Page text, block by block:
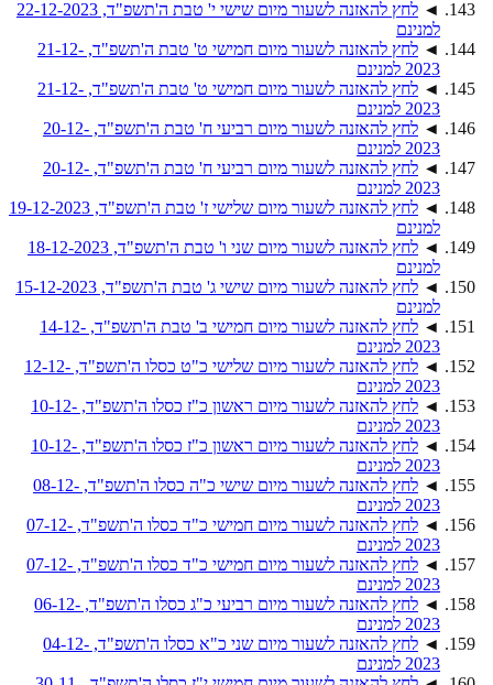
◄
לחץ להאזנה לשעור מיום שישי י' טבת ה'תשפ"ד, 22-12-2023
למנינם
◄
לחץ להאזנה לשעור מיום חמישי ט' טבת ה'תשפ"ד, 21-12-
2023 למנינם
◄
לחץ להאזנה לשעור מיום חמישי ט' טבת ה'תשפ"ד, 21-12-
2023 למנינם
◄
לחץ להאזנה לשעור מיום רביעי ח' טבת ה'תשפ"ד, 20-12-
2023 למנינם
◄
לחץ להאזנה לשעור מיום רביעי ח' טבת ה'תשפ"ד, 20-12-
2023 למנינם
◄
לחץ להאזנה לשעור מיום שלישי ז' טבת ה'תשפ"ד, 19-12-2023
למנינם
◄
לחץ להאזנה לשעור מיום שני ו' טבת ה'תשפ"ד, 18-12-2023
למנינם
◄
לחץ להאזנה לשעור מיום שישי ג' טבת ה'תשפ"ד, 15-12-2023
למנינם
◄
לחץ להאזנה לשעור מיום חמישי ב' טבת ה'תשפ"ד, 14-12-
2023 למנינם
◄
לחץ להאזנה לשעור מיום שלישי כ"ט כסלו ה'תשפ"ד, 12-12-
2023 למנינם
◄
לחץ להאזנה לשעור מיום ראשון כ"ז כסלו ה'תשפ"ד, 10-12-
2023 למנינם
◄
לחץ להאזנה לשעור מיום ראשון כ"ז כסלו ה'תשפ"ד, 10-12-
2023 למנינם
◄
לחץ להאזנה לשעור מיום שישי כ"ה כסלו ה'תשפ"ד, 08-12-
2023 למנינם
◄
לחץ להאזנה לשעור מיום חמישי כ"ד כסלו ה'תשפ"ד, 07-12-
2023 למנינם
◄
לחץ להאזנה לשעור מיום חמישי כ"ד כסלו ה'תשפ"ד, 07-12-
2023 למנינם
◄
לחץ להאזנה לשעור מיום רביעי כ"ג כסלו ה'תשפ"ד, 06-12-
2023 למנינם
◄
לחץ להאזנה לשעור מיום שני כ"א כסלו ה'תשפ"ד, 04-12-
2023 למנינם